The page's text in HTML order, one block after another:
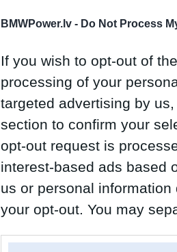
BMWPower.lv - Do Not Process
If you wish to opt-out of
processing of your
targeted advertising by
section to confirm your
opt-out request is
interest-based ads based
us or personal
your opt-out. You may